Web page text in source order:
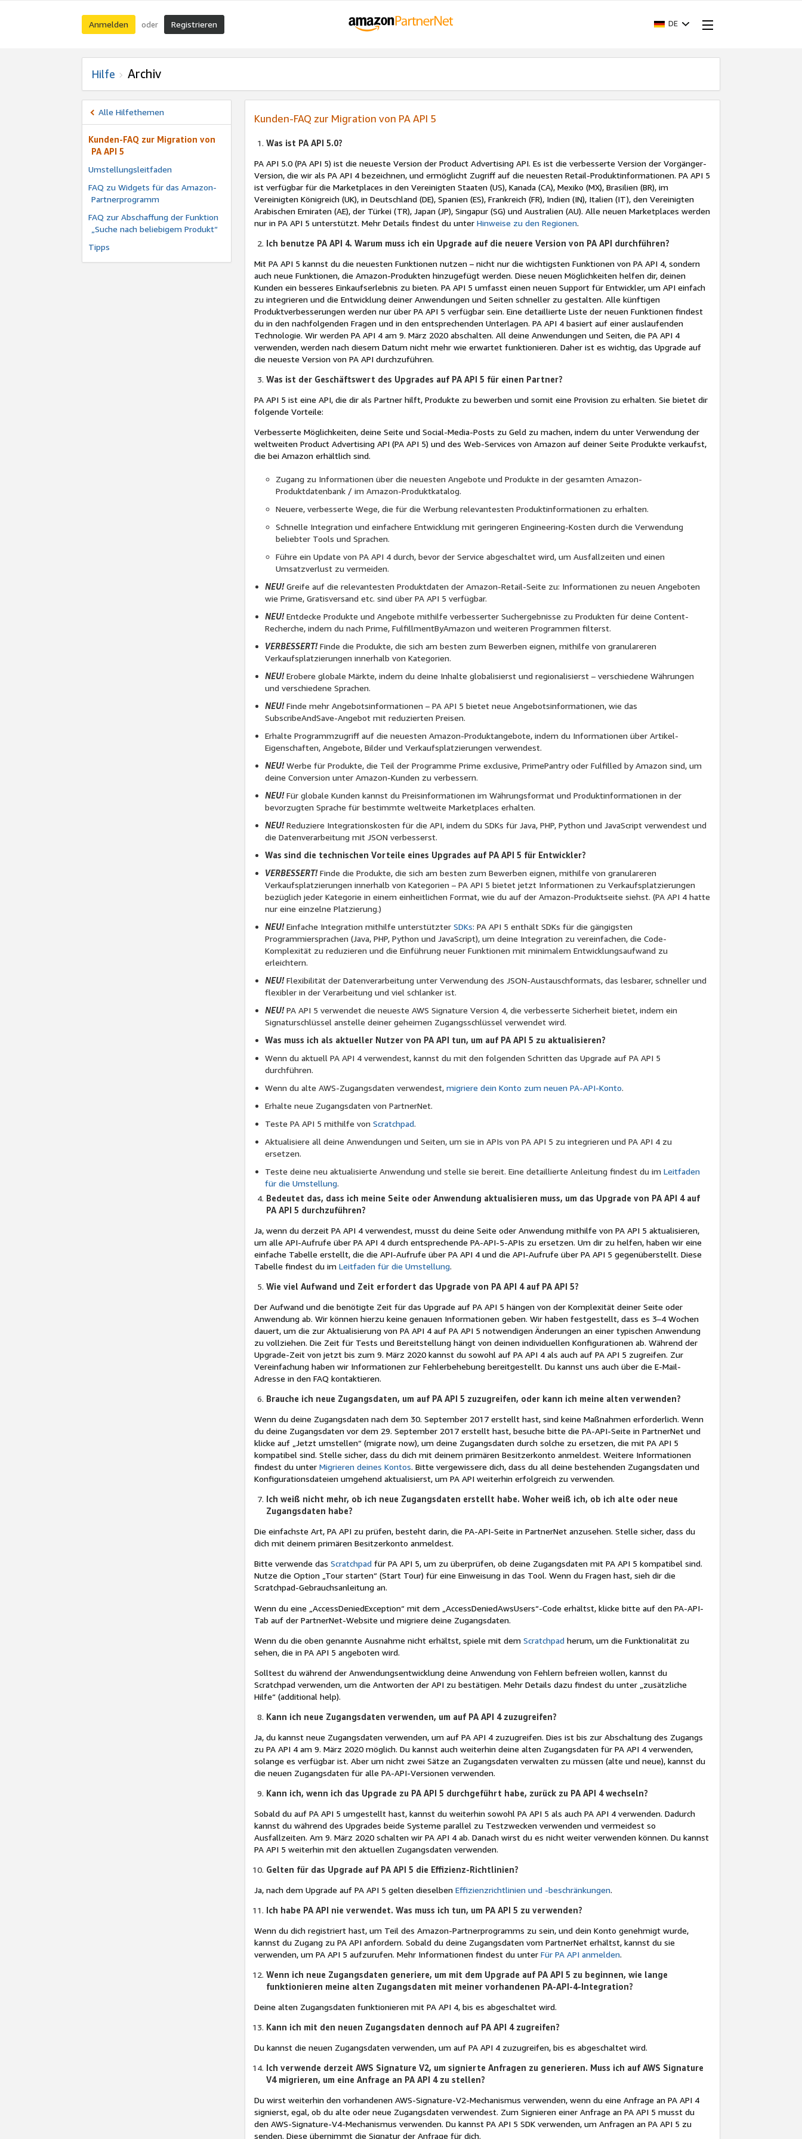
Anmelden oder Registrieren DE
Hilfe Archiv
Alle Hilfethemen
Kunden-FAQ zur Migration von
PA API 5
Umstellungsleitfaden
FAQ zu Widgets für das Amazon-
Partnerprogramm
FAQ zur Abschaffung der Funktion
„Suche nach beliebigem Produkt“
Tipps
Kunden-FAQ zur Migration von PA API 5
Was ist PA API 5.0?
PA API 5.0 (PA API 5) ist die neueste Version der Product Advertising API. Es ist die verbesserte Version der Vorgänger-
Version, die wir als PA API 4 bezeichnen, und ermöglicht Zugriff auf die neuesten Retail-Produktinformationen. PA API 5
ist verfügbar für die Marketplaces in den Vereinigten Staaten (US), Kanada (CA), Mexiko (MX), Brasilien (BR), im
Vereinigten Königreich (UK), in Deutschland (DE), Spanien (ES), Frankreich (FR), Indien (IN), Italien (IT), den Vereinigten
Arabischen Emiraten (AE), der Türkei (TR), Japan (JP), Singapur (SG) und Australien (AU). Alle neuen Marketplaces werden
nur in PA API 5 unterstützt. Mehr Details findest du unterHinweise zu den Regionen.
Ich benutze PA API 4. Warum muss ich ein Upgrade auf die neuere Version von PA API durchführen?
Mit PA API 5 kannst du die neuesten Funktionen nutzen – nicht nur die wichtigsten Funktionen von PA API 4, sondern
auch neue Funktionen, die Amazon-Produkten hinzugefügt werden. Diese neuen Möglichkeiten helfen dir, deinen
Kunden ein besseres Einkaufserlebnis zu bieten. PA API 5 umfasst einen neuen Support für Entwickler, um API einfach
zu integrieren und die Entwicklung deiner Anwendungen und Seiten schneller zu gestalten. Alle künftigen
Produktverbesserungen werden nur über PA API 5 verfügbar sein. Eine detaillierte Liste der neuen Funktionen findest
du in den nachfolgenden Fragen und in den entsprechenden Unterlagen. PA API 4 basiert auf einer auslaufenden
Technologie. Wir werden PA API 4 am 9. März 2020 abschalten. All deine Anwendungen und Seiten, die PA API 4
verwenden, werden nach diesem Datum nicht mehr wie erwartet funktionieren. Daher ist es wichtig, das Upgrade auf
die neueste Version von PA API durchzuführen.
Was ist der Geschäftswert des Upgrades auf PA API 5 für einen Partner?
PA API 5 ist eine API, die dir als Partner hilft, Produkte zu bewerben und somit eine Provision zu erhalten. Sie bietet dir
folgende Vorteile:
Verbesserte Möglichkeiten, deine Seite und Social-Media-Posts zu Geld zu machen, indem du unter Verwendung der
weltweiten Product Advertising API (PA API 5) und des Web-Services von Amazon auf deiner Seite Produkte verkaufst,
die bei Amazon erhältlich sind.
Zugang zu Informationen über die neuesten Angebote und Produkte in der gesamten Amazon-
Produktdatenbank / im Amazon-Produktkatalog.
Neuere, verbesserte Wege, die für die Werbung relevantesten Produktinformationen zu erhalten.
Schnelle Integration und einfachere Entwicklung mit geringeren Engineering-Kosten durch die Verwendung
beliebter Tools und Sprachen.
Führe ein Update von PA API 4 durch, bevor der Service abgeschaltet wird, um Ausfallzeiten und einen
Umsatzverlust zu vermeiden.
NEU!Greife auf die relevantesten Produktdaten der Amazon-Retail-Seite zu: Informationen zu neuen Angeboten
wie Prime, Gratisversand etc. sind über PA API 5 verfügbar.
NEU!Entdecke Produkte und Angebote mithilfe verbesserter Suchergebnisse zu Produkten für deine Content-
Recherche, indem du nach Prime, FulfillmentByAmazon und weiteren Programmen filterst.
VERBESSERT!Finde die Produkte, die sich am besten zum Bewerben eignen, mithilfe von granulareren
Verkaufsplatzierungen innerhalb von Kategorien.
NEU!Erobere globale Märkte, indem du deine Inhalte globalisierst und regionalisierst – verschiedene Währungen
und verschiedene Sprachen.
NEU!Finde mehr Angebotsinformationen – PA API 5 bietet neue Angebotsinformationen, wie das
SubscribeAndSave-Angebot mit reduzierten Preisen.
Erhalte Programmzugriff auf die neuesten Amazon-Produktangebote, indem du Informationen über Artikel-
Eigenschaften, Angebote, Bilder und Verkaufsplatzierungen verwendest.
NEU!Werbe für Produkte, die Teil der Programme Prime exclusive, PrimePantry oder Fulfilled by Amazon sind, um
deine Conversion unter Amazon-Kunden zu verbessern.
NEU!Für globale Kunden kannst du Preisinformationen im Währungsformat und Produktinformationen in der
bevorzugten Sprache für bestimmte weltweite Marketplaces erhalten.
NEU!Reduziere Integrationskosten für die API, indem du SDKs für Java, PHP, Python und JavaScript verwendest und
die Datenverarbeitung mit JSON verbesserst.
Was sind die technischen Vorteile eines Upgrades auf PA API 5 für Entwickler?
VERBESSERT!Finde die Produkte, die sich am besten zum Bewerben eignen, mithilfe von granulareren
Verkaufsplatzierungen innerhalb von Kategorien – PA API 5 bietet jetzt Informationen zu Verkaufsplatzierungen
bezüglich jeder Kategorie in einem einheitlichen Format, wie du auf der Amazon-Produktseite siehst. (PA API 4 hatte
nur eine einzelne Platzierung.)
NEU!Einfache Integration mithilfe unterstützterSDKs: PA API 5 enthält SDKs für die gängigsten
Programmiersprachen (Java, PHP, Python und JavaScript), um deine Integration zu vereinfachen, die Code-
Komplexität zu reduzieren und die Einführung neuer Funktionen mit minimalem Entwicklungsaufwand zu
erleichtern.
NEU!Flexibilität der Datenverarbeitung unter Verwendung des JSON-Austauschformats, das lesbarer, schneller und
flexibler in der Verarbeitung und viel schlanker ist.
NEU!PA API 5 verwendet die neueste AWS Signature Version 4, die verbesserte Sicherheit bietet, indem ein
Signaturschlüssel anstelle deiner geheimen Zugangsschlüssel verwendet wird.
Was muss ich als aktueller Nutzer von PA API tun, um auf PA API 5 zu aktualisieren?
Wenn du aktuell PA API 4 verwendest, kannst du mit den folgenden Schritten das Upgrade auf PA API 5
durchführen.
Wenn du alte AWS-Zugangsdaten verwendest,migriere dein Konto zum neuen PA-API-Konto.
Erhalte neue Zugangsdaten von PartnerNet.
Teste PA API 5 mithilfe vonScratchpad.
Aktualisiere all deine Anwendungen und Seiten, um sie in APIs von PA API 5 zu integrieren und PA API 4 zu
ersetzen.
Teste deine neu aktualisierte Anwendung und stelle sie bereit. Eine detaillierte Anleitung findest du imLeitfaden
für die Umstellung.
Bedeutet das, dass ich meine Seite oder Anwendung aktualisieren muss, um das Upgrade von PA API 4 auf
PA API 5 durchzuführen?
Ja, wenn du derzeit PA API 4 verwendest, musst du deine Seite oder Anwendung mithilfe von PA API 5 aktualisieren,
um alle API-Aufrufe über PA API 4 durch entsprechende PA-API-5-APIs zu ersetzen. Um dir zu helfen, haben wir eine
einfache Tabelle erstellt, die die API-Aufrufe über PA API 4 und die API-Aufrufe über PA API 5 gegenüberstellt. Diese
Tabelle findest du imLeitfaden für die Umstellung.
Wie viel Aufwand und Zeit erfordert das Upgrade von PA API 4 auf PA API 5?
Der Aufwand und die benötigte Zeit für das Upgrade auf PA API 5 hängen von der Komplexität deiner Seite oder
Anwendung ab. Wir können hierzu keine genauen Informationen geben. Wir haben festgestellt, dass es 3–4 Wochen
dauert, um die zur Aktualisierung von PA API 4 auf PA API 5 notwendigen Änderungen an einer typischen Anwendung
zu vollziehen. Die Zeit für Tests und Bereitstellung hängt von deinen individuellen Konfigurationen ab. Während der
Upgrade-Zeit von jetzt bis zum 9. März 2020 kannst du sowohl auf PA API 4 als auch auf PA API 5 zugreifen. Zur
Vereinfachung haben wir Informationen zur Fehlerbehebung bereitgestellt. Du kannst uns auch über die E-Mail-
Adresse in den FAQ kontaktieren.
Brauche ich neue Zugangsdaten, um auf PA API 5 zuzugreifen, oder kann ich meine alten verwenden?
Wenn du deine Zugangsdaten nach dem 30. September 2017 erstellt hast, sind keine Maßnahmen erforderlich. Wenn
du deine Zugangsdaten vor dem 29. September 2017 erstellt hast, besuche bitte die PA-API-Seite in PartnerNet und
klicke auf „Jetzt umstellen“ (migrate now), um deine Zugangsdaten durch solche zu ersetzen, die mit PA API 5
kompatibel sind. Stelle sicher, dass du dich mit deinem primären Besitzerkonto anmeldest. Weitere Informationen
findest du unterMigrieren deines Kontos. Bitte vergewissere dich, dass du all deine bestehenden Zugangsdaten und
Konfigurationsdateien umgehend aktualisierst, um PA API weiterhin erfolgreich zu verwenden.
Ich weiß nicht mehr, ob ich neue Zugangsdaten erstellt habe. Woher weiß ich, ob ich alte oder neue
Zugangsdaten habe?
Die einfachste Art, PA API zu prüfen, besteht darin, die PA-API-Seite in PartnerNet anzusehen. Stelle sicher, dass du
dich mit deinem primären Besitzerkonto anmeldest.
Bitte verwende dasScratchpad für PA API 5, um zu überprüfen, ob deine Zugangsdaten mit PA API 5 kompatibel sind.
Nutze die Option „Tour starten“ (Start Tour) für eine Einweisung in das Tool. Wenn du Fragen hast, sieh dir die
Scratchpad-Gebrauchsanleitung an.
Wenn du eine „AccessDeniedException“ mit dem „AccessDeniedAwsUsers“-Code erhältst, klicke bitte auf den PA-API-
Tab auf der PartnerNet-Website und migriere deine Zugangsdaten.
Wenn du die oben genannte Ausnahme nicht erhältst, spiele mit demScratchpad herum, um die Funktionalität zu
sehen, die in PA API 5 angeboten wird.
Solltest du während der Anwendungsentwicklung deine Anwendung von Fehlern befreien wollen, kannst du
Scratchpad verwenden, um die Antworten der API zu bestätigen. Mehr Details dazu findest du unter „zusätzliche
Hilfe“ (additional help).
Kann ich neue Zugangsdaten verwenden, um auf PA API 4 zuzugreifen?
Ja, du kannst neue Zugangsdaten verwenden, um auf PA API 4 zuzugreifen. Dies ist bis zur Abschaltung des Zugangs
zu PA API 4 am 9. März 2020 möglich. Du kannst auch weiterhin deine alten Zugangsdaten für PA API 4 verwenden,
solange es verfügbar ist. Aber um nicht zwei Sätze an Zugangsdaten verwalten zu müssen (alte und neue), kannst du
die neuen Zugangsdaten für alle PA-API-Versionen verwenden.
Kann ich, wenn ich das Upgrade zu PA API 5 durchgeführt habe, zurück zu PA API 4 wechseln?
Sobald du auf PA API 5 umgestellt hast, kannst du weiterhin sowohl PA API 5 als auch PA API 4 verwenden. Dadurch
kannst du während des Upgrades beide Systeme parallel zu Testzwecken verwenden und vermeidest so
Ausfallzeiten. Am 9. März 2020 schalten wir PA API 4 ab. Danach wirst du es nicht weiter verwenden können. Du kannst
PA API 5 weiterhin mit den aktuellen Zugangsdaten verwenden.
Gelten für das Upgrade auf PA API 5 die Effizienz-Richtlinien?
Ja, nach dem Upgrade auf PA API 5 gelten dieselbenEffizienzrichtlinien und -beschränkungen.
Ich habe PA API nie verwendet. Was muss ich tun, um PA API 5 zu verwenden?
Wenn du dich registriert hast, um Teil des Amazon-Partnerprogramms zu sein, und dein Konto genehmigt wurde,
kannst du Zugang zu PA API anfordern. Sobald du deine Zugangsdaten vom PartnerNet erhältst, kannst du sie
verwenden, um PA API 5 aufzurufen. Mehr Informationen findest du unterFür PA API anmelden.
Wenn ich neue Zugangsdaten generiere, um mit dem Upgrade auf PA API 5 zu beginnen, wie lange
funktionieren meine alten Zugangsdaten mit meiner vorhandenen PA-API-4-Integration?
Deine alten Zugangsdaten funktionieren mit PA API 4, bis es abgeschaltet wird.
Kann ich mit den neuen Zugangsdaten dennoch auf PA API 4 zugreifen?
Du kannst die neuen Zugangsdaten verwenden, um auf PA API 4 zuzugreifen, bis es abgeschaltet wird.
Ich verwende derzeit AWS Signature V2, um signierte Anfragen zu generieren. Muss ich auf AWS Signature
V4 migrieren, um eine Anfrage an PA API 4 zu stellen?
Du wirst weiterhin den vorhandenen AWS-Signature-V2-Mechanismus verwenden, wenn du eine Anfrage an PA API 4
signierst, egal, ob du alte oder neue Zugangsdaten verwendest. Zum Signieren einer Anfrage an PA API 5 musst du
den AWS-Signature-V4-Mechanismus verwenden. Du kannst PA API 5 SDK verwenden, um Anfragen an PA API 5 zu
senden. Diese übernimmt die Signatur der Anfrage für dich.